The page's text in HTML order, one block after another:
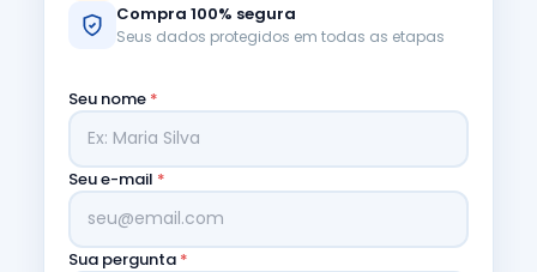
Compra 100% segura
Seus dados protegidos em todas as etapas
Seu nome *
Seu e-mail *
Sua pergunta *